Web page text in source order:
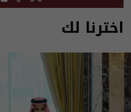
اخترنا لك